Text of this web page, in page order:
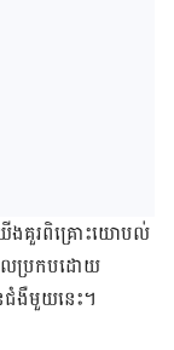
ើង​គួរ​ពិគ្រោះ​យោបល់​
ល​ប្រកប​ដោយ​
ៃ​ជំងឺ​មួយ​នេះ។